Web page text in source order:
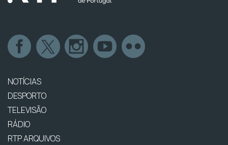
NOTÍCIAS
DESPORTO
TELEVISÃO
RÁDIO
RTP ARQUIVOS